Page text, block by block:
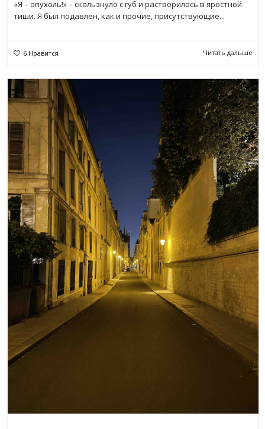
«Я – опухоль!» – скользнуло с губ и растворилось в яростной
тиши. Я был подавлен, как и прочие, присутствующие...
6 Нравится Читать дальше